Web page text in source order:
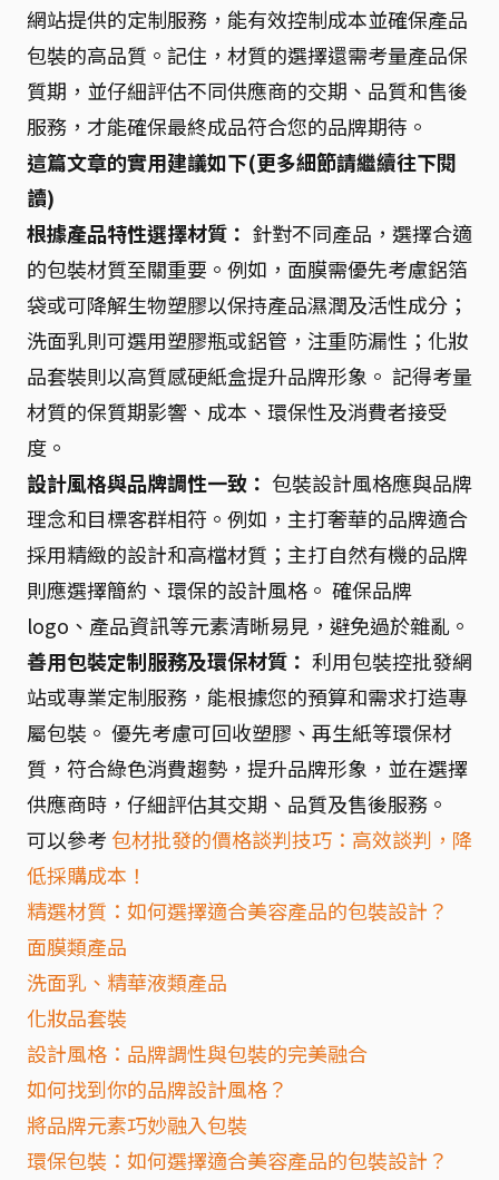
網站提供的定制服務，能有效控制成本並確保產品
包裝的高品質。記住，材質的選擇還需考量產品保
質期，並仔細評估不同供應商的交期、品質和售後
服務，才能確保最終成品符合您的品牌期待。
這篇文章的實用建議如下(更多細節請繼續往下閱
讀)
根據產品特性選擇材質： 針對不同產品，選擇合適
的包裝材質至關重要。例如，面膜需優先考慮鋁箔
袋或可降解生物塑膠以保持產品濕潤及活性成分；
洗面乳則可選用塑膠瓶或鋁管，注重防漏性；化妝
品套裝則以高質感硬紙盒提升品牌形象。 記得考量
材質的保質期影響、成本、環保性及消費者接受
度。
設計風格與品牌調性一致： 包裝設計風格應與品牌
理念和目標客群相符。例如，主打奢華的品牌適合
採用精緻的設計和高檔材質；主打自然有機的品牌
則應選擇簡約、環保的設計風格。 確保品牌
logo、產品資訊等元素清晰易見，避免過於雜亂。
善用包裝定制服務及環保材質： 利用包裝控批發網
站或專業定制服務，能根據您的預算和需求打造專
屬包裝。 優先考慮可回收塑膠、再生紙等環保材
質，符合綠色消費趨勢，提升品牌形象，並在選擇
供應商時，仔細評估其交期、品質及售後服務。
可以參考包材批發的價格談判技巧：高效談判，降
低採購成本！
精選材質：如何選擇適合美容產品的包裝設計？
面膜類產品
洗面乳、精華液類產品
化妝品套裝
設計風格：品牌調性與包裝的完美融合
如何找到你的品牌設計風格？
將品牌元素巧妙融入包裝
環保包裝：如何選擇適合美容產品的包裝設計？